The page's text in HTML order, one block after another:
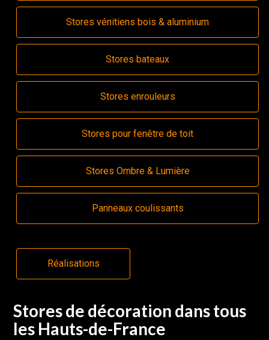
Stores vénitiens bois & aluminium
Stores bateaux
Stores enrouleurs
Stores pour fenêtre de toit
Stores Ombre & Lumière
Panneaux coulissants
Réalisations
Stores de décoration dans tous
les Hauts-de-France